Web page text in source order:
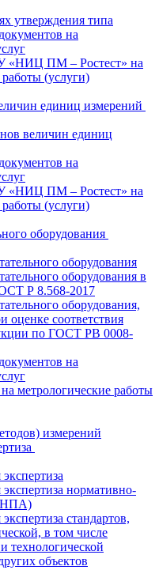
утверждения типа
на
«НИЦ ПМ – Ростест» на
(услуги)
единиц измерений
величин единиц
на
«НИЦ ПМ – Ростест» на
(услуги)
оборудования
оборудования
оборудования в
Р 8.568-2017
оборудования,
оценке соответствия
по ГОСТ РВ 0008-
на
работы
измерений
нормативно-
(НПА)
стандартов,
в том числе
технологической
объектов